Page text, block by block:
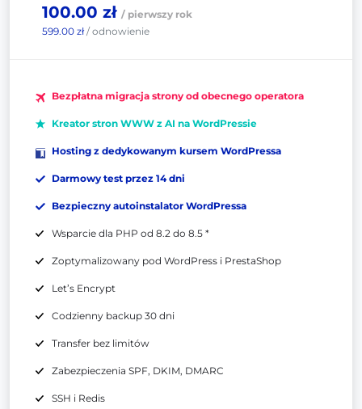
100.00 zł / pierwszy rok
599.00 zł/ odnowienie
Bezpłatna migracja strony od obecnego operatora
Kreator stron WWW z AI na WordPressie
Hosting z dedykowanym kursem WordPressa
Darmowy test przez 14 dni
Bezpieczny autoinstalator WordPressa
Wsparcie dla PHP od 8.2 do 8.5 *
Zoptymalizowany pod WordPress i PrestaShop
Let’s Encrypt
Codzienny backup 30 dni
Transfer bez limitów
Zabezpieczenia SPF, DKIM, DMARC
SSH i Redis